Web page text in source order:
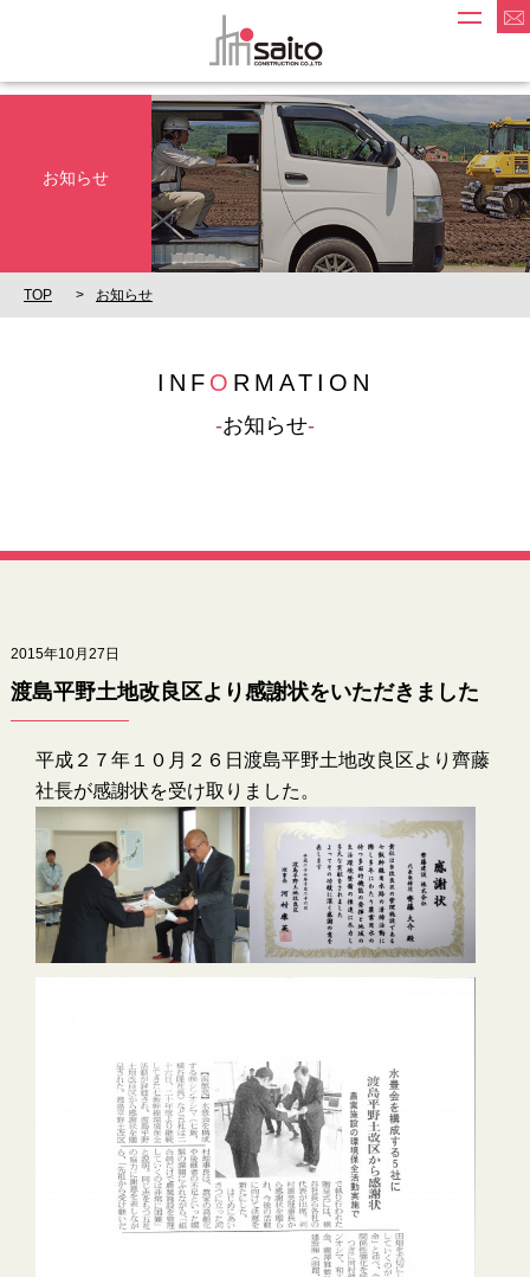
お知らせ
TOP お知らせ
INF O RMATION
お知らせ
2015年10月27日
渡島平野土地改良区より感謝状をいただきました
平成２７年１０月２６日渡島平野土地改良区より齊藤
社長が感謝状を受け取りました。